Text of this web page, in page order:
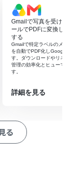
Google Driveア
定のラベルのメー
定します。
ラウザを操作す
インファイル変換
す。
の「ファイルを
。
Gmailで写真を受け取
ールでPDFに変換し
する
Gmailで特定ラベルのメー
を自動でPDF化しGoogle
す。ダウンロードやリネー
管理の効率化とヒューマン
す。
詳細を見る
る